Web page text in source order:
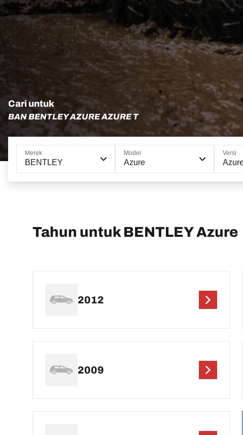
Cari untuk
BAN BENTLEY AZURE AZURE T
Merek
BENTLEY
Model
Azure
Versi
Tahun untuk BENTLEY Azure
2012
2009